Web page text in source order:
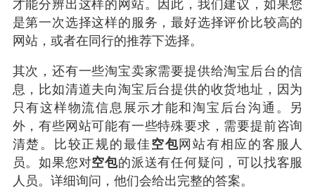
是第一次选择这样的服务，最好选择评价比较高的
网站，或者在同行的推荐下选择。
其次，还有一些淘宝卖家需要提供给淘宝后台的信
息，比如清道夫向淘宝后台提供的收货地址，因为
只有这样物流信息展示才能和淘宝后台沟通。另
外，有些网站可能有一些特殊要求，需要提前咨询
清楚。比较正规的最佳空包网站有相应的客服人
员。如果您对空包的派送有任何疑问，可以找客服
人员。详细询问，他们会给出完整的答案。